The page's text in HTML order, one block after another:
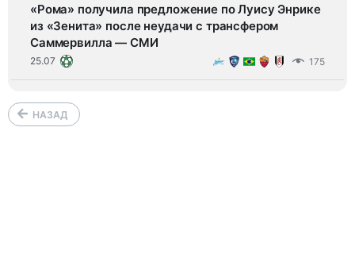
«Рома» получила предложение по Луису Энрике
из «Зенита» после неудачи с трансфером
Саммервилла — СМИ
25.07 175
НАЗАД